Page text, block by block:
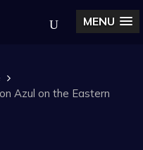
MENU
Azul on the Eastern